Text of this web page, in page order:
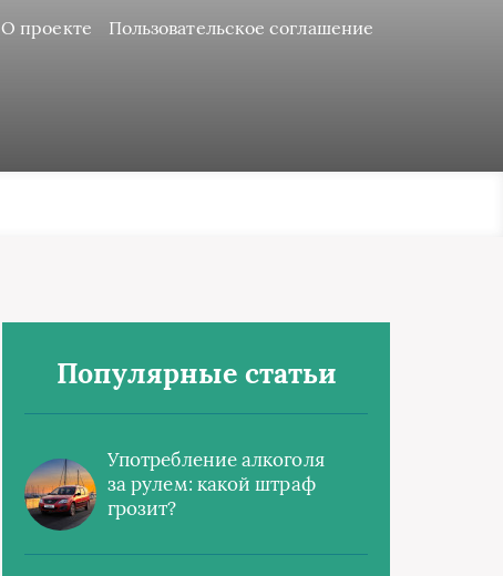
О проекте Пользовательское соглашение
Популярные статьи
Употребление алкоголя
за рулем: какой штраф
грозит?